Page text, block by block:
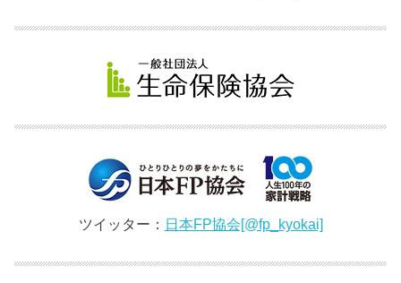
ツイッター： 日本FP協会[@fp_kyokai]